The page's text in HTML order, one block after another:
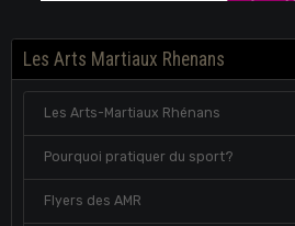
Les Arts Martiaux Rhenans
Les Arts-Martiaux Rhénans
Pourquoi pratiquer du sport?
Flyers des AMR